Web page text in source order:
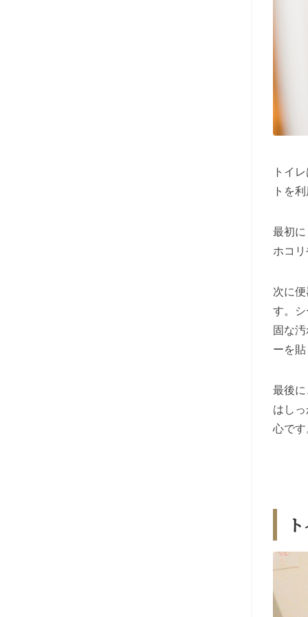
トイ
トを
最初
ホコ
次に
す。
固な
ーを
最後
はし
心です